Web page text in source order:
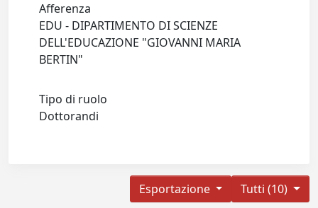
Afferenza
EDU - DIPARTIMENTO DI SCIENZE
DELL'EDUCAZIONE "GIOVANNI MARIA
BERTIN"
Tipo di ruolo
Dottorandi
Tutti (10)
Esportazione